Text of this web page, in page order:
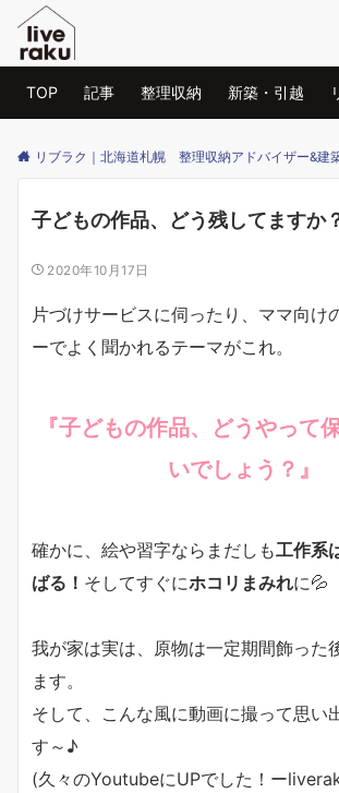
TOP 記事 整理収納 新築・引越
リブラク｜北海道札幌 整理収納アドバイザー&建築士 片づけ・新築・リフ
子どもの作品、どう残してますか
2020年10月17日
片づけサービスに伺ったり、ママ向け
ーでよく聞かれるテーマがこれ。
『子どもの作品、どうやって
いでしょう？』
確かに、絵や習字ならまだしも工作系
ばる！ そしてすぐにホコリまみれに💦
我が家は実は、原物は一定期間飾った
ます。
そして、こんな風に動画に撮って思い
す～♪
(久々のYoutubeにUPでした！ー